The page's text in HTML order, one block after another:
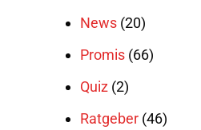
News (20)
Promis (66)
Quiz (2)
Ratgeber (46)